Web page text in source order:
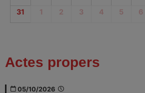
31
1 2 3 4 5 6
Actes propers
05/10/2026